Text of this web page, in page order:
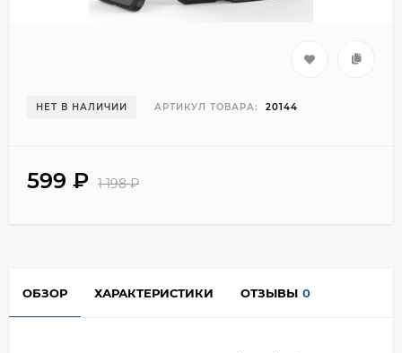
НЕТ В НАЛИЧИИ АРТИКУЛ ТОВАРА: 20144
599 ₽ 1 198₽
ОБЗОР ХАРАКТЕРИСТИКИ ОТЗЫВЫ 0